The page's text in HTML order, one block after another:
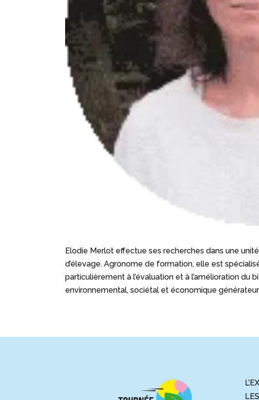
Elodie Merlot effectue ses recherches dans une
d’élevage. Agronome de formation, elle est
particulièrement à l’évaluation et à l’amélioration
environnemental, sociétal et économique